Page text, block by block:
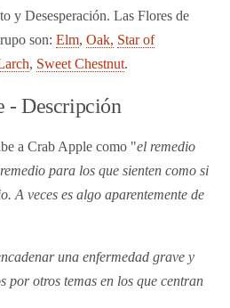
y Desesperación. Las Flores de
son: Elm, Oak, Star of
, Sweet Chestnut.
- Descripción
a Crab Apple como "el remedio
para los que sienten como si
A veces es algo aparentemente de
una enfermedad grave y
por otros temas en los que centran